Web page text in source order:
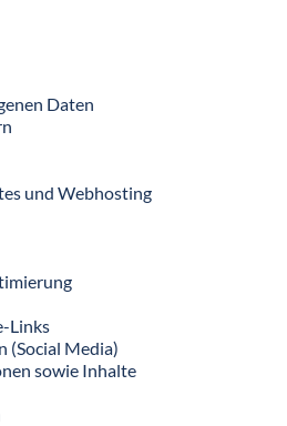
Daten
und Webhosting
Links
(Social Media)
sowie Inhalte